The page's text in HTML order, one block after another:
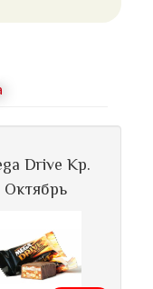
Drive Кр.
Октябрь